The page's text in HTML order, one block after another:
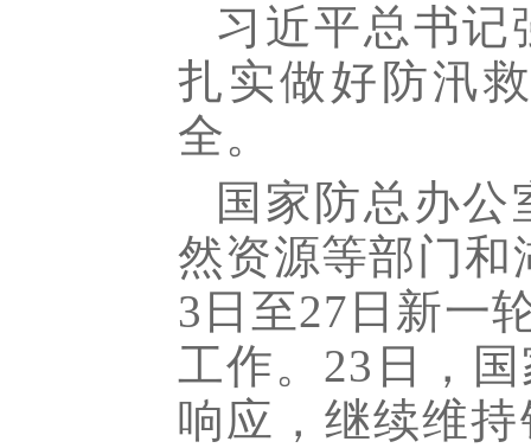
习近平总书记
扎实做好防汛
全。
国家防总办
然资源等部门和
3日至27日新一
工作。23日，
响应，继续维